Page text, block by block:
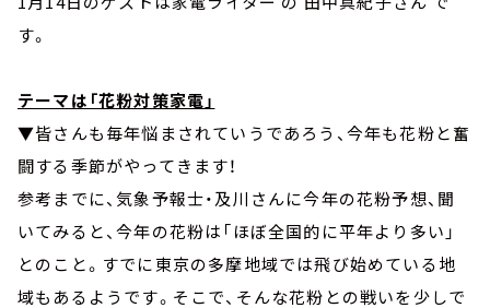
YouTube
す。
テーマは「花粉対策家電」
▼皆さんも毎年悩まされていうであろう、今年も花粉と奮
闘する季節がやってきます！
参考までに、気象予報士・及川さんに今年の花粉予想、聞
いてみると、今年の花粉は「ほぼ全国的に平年より多い」
とのこと。すでに東京の多摩地域では飛び始めている地
域もあるようです。そこで、そんな花粉との戦いを少しで